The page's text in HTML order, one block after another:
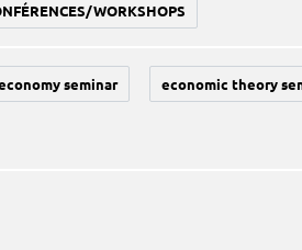
WORKSHOPS
seminar economic theory